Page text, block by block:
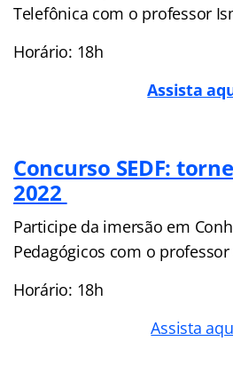
Telefônica com o professor
Horário: 18h
Assista
Concurso SEDF:
2022
Participe da imersão em
Pedagógicos com o
Horário: 18h
Assista